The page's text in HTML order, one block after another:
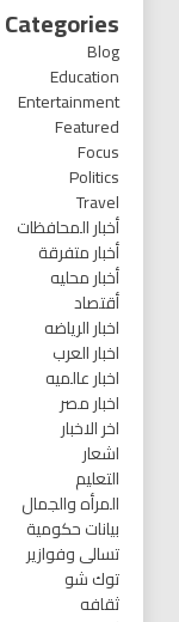
Categories
Blog
Education
Entertainment
Featured
Focus
Politics
Travel
أخبار المحافظات
أخبار متفرقة
أخبار محليه
أقتصاد
اخبار الرياضه
اخبار العرب
اخبار عالميه
اخبار مصر
اخر الاخبار
اشعار
التعليم
المرأه والجمال
بيانات حكومية
تسالى وفوازير
توك شو
ثقافه